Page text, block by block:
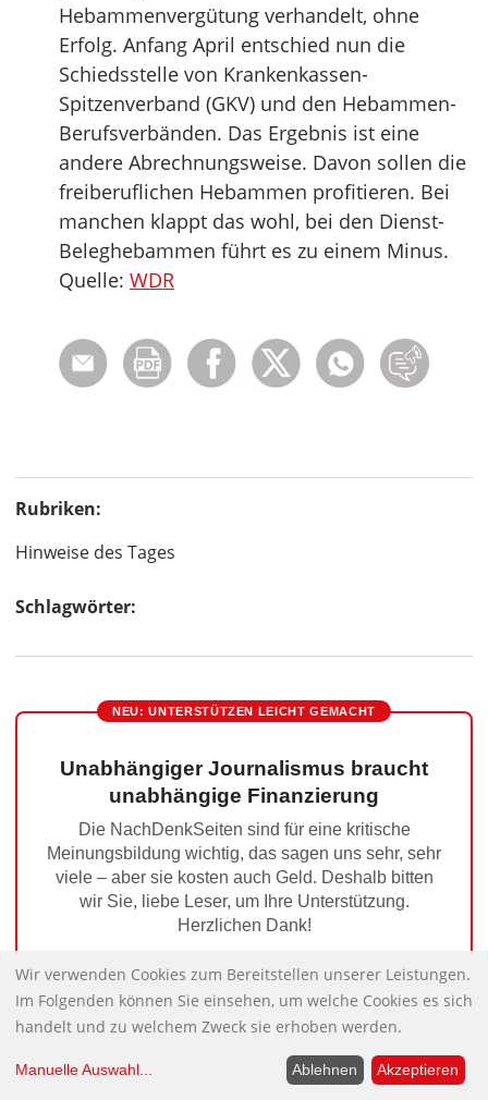
Hebammenvergütung verhandelt, ohne
Erfolg. Anfang April entschied nun die
Schiedsstelle von Krankenkassen-
Spitzenverband (GKV) und den Hebammen-
Berufsverbänden. Das Ergebnis ist eine
andere Abrechnungsweise. Davon sollen die
freiberuflichen Hebammen profitieren. Bei
manchen klappt das wohl, bei den Dienst-
Beleghebammen führt es zu einem Minus.
Quelle: WDR
Rubriken:
Hinweise des Tages
Schlagwörter:
NEU: UNTERSTÜTZEN LEICHT GEMACHT
Unabhängiger Journalismus braucht
unabhängige Finanzierung
Die NachDenkSeiten sind für eine kritische
Meinungsbildung wichtig, das sagen uns sehr, sehr
viele – aber sie kosten auch Geld. Deshalb bitten
wir Sie, liebe Leser, um Ihre Unterstützung.
Herzlichen Dank!
Jetzt unterstützen
Wir verwenden Cookies zum Bereitstellen unserer Leistungen.
Im Folgenden können Sie einsehen, um welche Cookies es sich
handelt und zu welchem Zweck sie erhoben werden.
Manuelle Auswahl... Ablehnen Akzeptieren